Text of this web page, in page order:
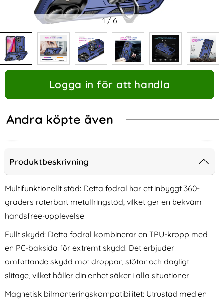
1/ 6
Logga in för att handla
Andra köpte även
I Härdat Glas
2-Pack iPhone 17 Pro Max
Linsskydd I Härdat Glas
rea pris
111 krtidigare pris
111 kr Köp
Pack iPhone 17 Pro Max Linsskydd I Härdat Glas
3-Pack iPhone 17 Pro Max
Linsskydd I Härdat Glas
rea pris
111 krtidigare pris
111 kr Köp
3-Pack iPhone 17 Pro Max
Produktbeskrivning
Multifunktionellt stöd: Detta fodral har ett inbyggt 360-
graders roterbart metallringstöd, vilket ger en bekväm
handsfree-upplevelse
Fullt skydd: Detta fodral kombinerar en TPU-kropp med
en PC-baksida för extremt skydd. Det erbjuder
omfattande skydd mot droppar, stötar och dagligt
slitage, vilket håller din enhet säker i alla situationer
Magnetisk bilmonteringskompatibilitet: Utrustad med en